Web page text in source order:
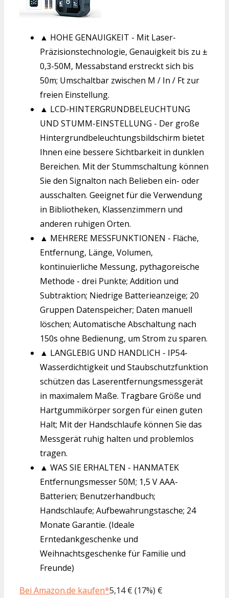
▲ HOHE GENAUIGKEIT - Mit Laser-
Präzisionstechnologie, Genauigkeit bis zu ±
0,3-50M, Messabstand erstreckt sich bis
50m; Umschaltbar zwischen M / In / Ft zur
freien Einstellung.
▲ LCD-HINTERGRUNDBELEUCHTUNG
UND STUMM-EINSTELLUNG - Der große
Hintergrundbeleuchtungsbildschirm bietet
Ihnen eine bessere Sichtbarkeit in dunklen
Bereichen. Mit der Stummschaltung können
Sie den Signalton nach Belieben ein- oder
ausschalten. Geeignet für die Verwendung
in Bibliotheken, Klassenzimmern und
anderen ruhigen Orten.
▲ MEHRERE MESSFUNKTIONEN - Fläche,
Entfernung, Länge, Volumen,
kontinuierliche Messung, pythagoreische
Methode - drei Punkte; Addition und
Subtraktion; Niedrige Batterieanzeige; 20
Gruppen Datenspeicher; Daten manuell
löschen; Automatische Abschaltung nach
150s ohne Bedienung, um Strom zu sparen.
▲ LANGLEBIG UND HANDLICH - IP54-
Wasserdichtigkeit und Staubschutzfunktion
schützen das Laserentfernungsmessgerät
in maximalem Maße. Tragbare Größe und
Hartgummikörper sorgen für einen guten
Halt; Mit der Handschlaufe können Sie das
Messgerät ruhig halten und problemlos
tragen.
▲ WAS SIE ERHALTEN - HANMATEK
Entfernungsmesser 50M; 1,5 V AAA-
Batterien; Benutzerhandbuch;
Handschlaufe; Aufbewahrungstasche; 24
Monate Garantie. (Ideale
Erntedankgeschenke und
Weihnachtsgeschenke für Familie und
Freunde)
Bei Amazon.de kaufen*5,14 € (17%) €